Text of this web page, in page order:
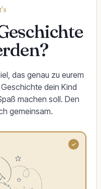
das genau zu eurem
dein Kind
machen soll. Den
gemeinsam.